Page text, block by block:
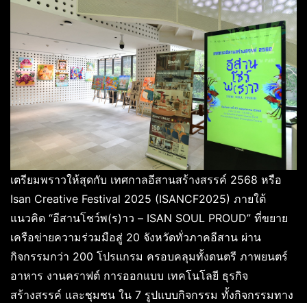
เตรียมพราวให้สุดกับ เทศกาลอีสานสร้างสรรค์ 2568 หรือ
Isan Creative Festival 2025 (ISANCF2025) ภายใต้
แนวคิด “อีสานโชว์พ(ร)าว – ISAN SOUL PROUD” ที่ขยาย
เครือข่ายความร่วมมือสู่ 20 จังหวัดทั่วภาคอีสาน ผ่าน
กิจกรรมกว่า 200 โปรแกรม ครอบคลุมทั้งดนตรี ภาพยนตร์
อาหาร งานคราฟต์ การออกแบบ เทคโนโลยี ธุรกิจ
สร้างสรรค์ และชุมชน ใน 7 รูปแบบกิจกรรม ทั้งกิจกรรมทาง